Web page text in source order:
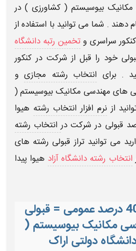
مکانیک بیوسیستم ( کشاورزی ) در
دهند . شما می توانید با استفاده از
کنکور سراسریوتخمین رتبه دانشگاه
خود را قبل از شرکت در کنکور
. برای انتخاب رشته مجازیو
های مهندسی مکانیک بیوسیستم (
ازنرم افزار انتخاب رشته هیوا
قبولی در شرکت درانتخاب رشته
می توانید تراز قبولی رشته های
انتخاب رشته دانشگاه آزاد هیوا پیدا
میانگین 40 درصد عمومی = قبولی
مکانیک بیوسیستم (
دولتی اراک